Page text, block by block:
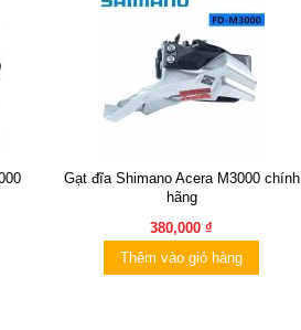
Gạt đĩa Shimano Acera M3000 chính
hãng
380,000 ₫
Thêm vào giỏ hàng